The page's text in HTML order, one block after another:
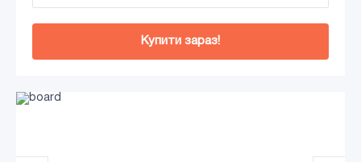
Купити зараз!